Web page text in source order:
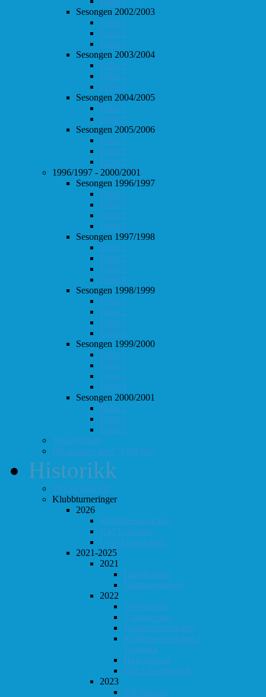
Sesongen 2002/2003
Follo 1
Follo 2
Follo 3
Sesongen 2003/2004
Follo 1
Follo 2
Follo 3
Sesongen 2004/2005
Follo 1
Follo 2
Sesongen 2005/2006
Follo 1
Follo 2
Follo 3
1996/1997 - 2000/2001
Sesongen 1996/1997
Follo 1
Follo 2
Follo 3
Follo 4
Sesongen 1997/1998
Follo 1
Follo 2
Follo 3
Follo 4
Sesongen 1998/1999
Follo 1
Follo 2
Follo 3
Follo 4
Sesongen 1999/2000
Follo 1
Follo 2
Follo 3
Follo 4
Sesongen 2000/2001
Follo 1
Follo 2
Follo 3
Totaloversikt
ØS-kamper med "Fullt hus"
Historikk
Vinner-oversikt
Klubbturneringer
2026
Klubbmesterskapet
KM Lynsjakk
Lyn/Hurtig våren
2021-2025
2021
Høst-konrad
Høstturneringen
2022
Vår-konrad
Vårturnering
Klubbmesterskapet
Klubbmesterskapet i
Lynsjakk
Høst-konrad
KM i Hurtigsjakk
2023
Vår-konrad